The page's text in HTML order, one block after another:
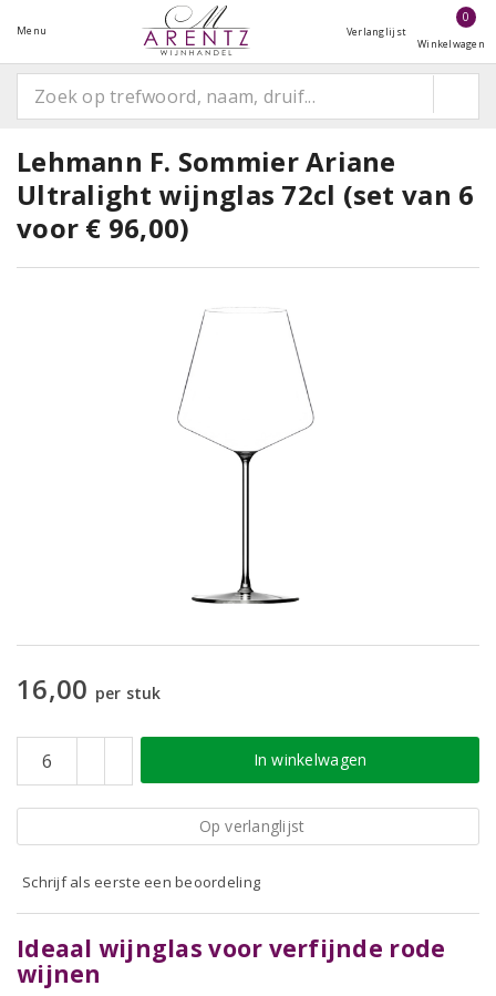
Menu Verlanglijst
0
Winkelwagen
Lehmann F. Sommier Ariane
Ultralight wijnglas 72cl (set van 6
voor € 96,00)
16,00 per stuk
In winkelwagen
Op verlanglijst
Schrijf als eerste een beoordeling
Ideaal wijnglas voor verfijnde rode
wijnen